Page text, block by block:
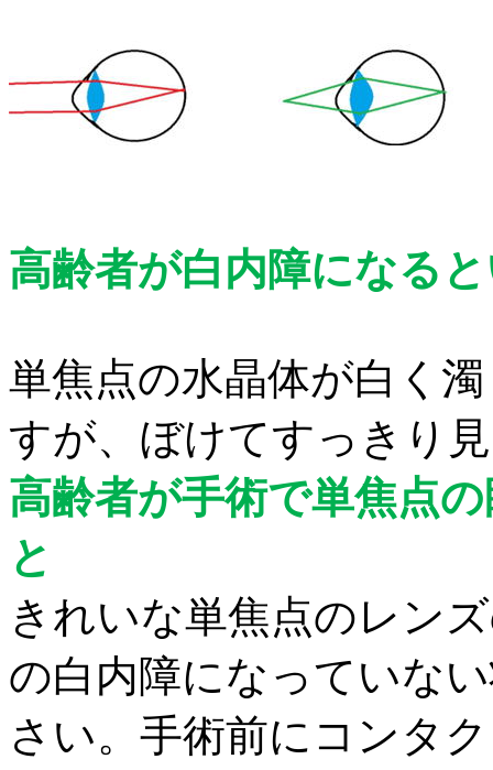
高齢者が白内障になる
単焦点の水晶体が白く
すが、ぼけてすっきり
高齢者が手術で単焦点
と
きれいな単焦点のレン
の白内障になっていな
さい。手術前にコンタ